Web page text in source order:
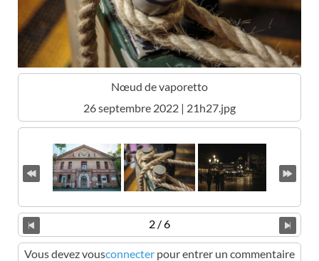
Nœud de vaporetto
26 septembre 2022 | 21h27.jpg
2 / 6
Vous devez vousconnecter pour entrer un commentaire